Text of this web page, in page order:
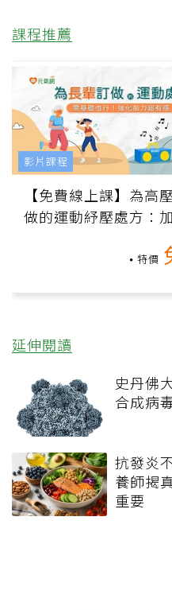
課程推薦
【免費線上課】為高
做的運動紓壓處方：
特價
影片課程
延伸閱讀
史丹佛
合成病
抗發炎
養師揭
重要